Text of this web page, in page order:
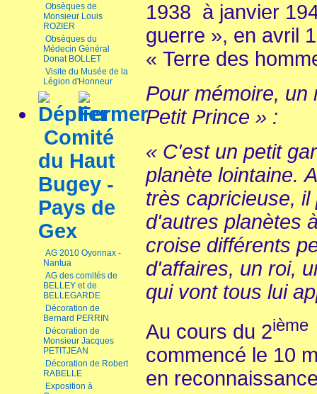
Obsèques de
Monsieur Louis
ROZIER
Obsèques du
Médecin Général
Donat BOLLET
Visite du Musée de la
Légion d'Honneur
Comité
du Haut
Bugey -
Pays de
Gex
AG 2010 Oyonnax -
Nantua
AG des comités de
BELLEY et de
BELLEGARDE
Décoration de
Bernard PERRIN
Décoration de
Monsieur Jacques
PETITJEAN
Décoration de Robert
RABELLE
Exposition à
1938 à janvier
guerre », en avril
« Terre des
Pour mémoire, un
Petit Prince » :
« C'est un petit
planète lointaine.
très capricieuse,
d'autres planètes
croise différents
d'affaires, un roi,
qui vont tous lui
Au cours du 2ième
commencé le 10
en